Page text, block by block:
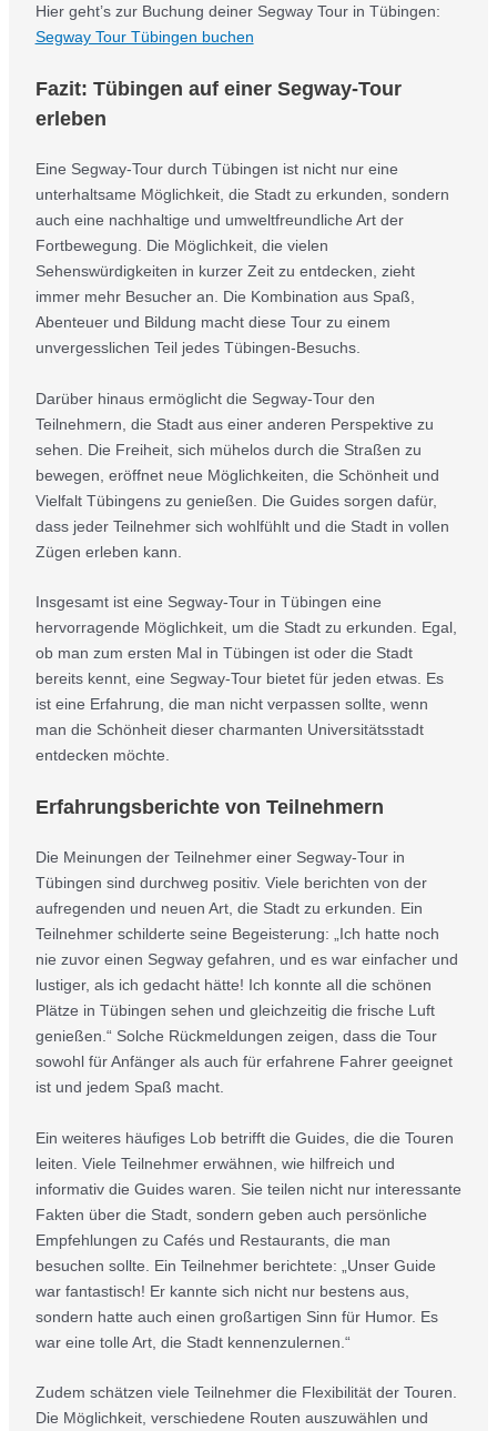
Hier geht’s zur Buchung deiner Segway Tour in Tübingen:
Segway Tour Tübingen buchen
Fazit: Tübingen auf einer Segway-Tour
erleben
Eine Segway-Tour durch Tübingen ist nicht nur eine
unterhaltsame Möglichkeit, die Stadt zu erkunden, sondern
auch eine nachhaltige und umweltfreundliche Art der
Fortbewegung. Die Möglichkeit, die vielen
Sehenswürdigkeiten in kurzer Zeit zu entdecken, zieht
immer mehr Besucher an. Die Kombination aus Spaß,
Abenteuer und Bildung macht diese Tour zu einem
unvergesslichen Teil jedes Tübingen-Besuchs.
Darüber hinaus ermöglicht die Segway-Tour den
Teilnehmern, die Stadt aus einer anderen Perspektive zu
sehen. Die Freiheit, sich mühelos durch die Straßen zu
bewegen, eröffnet neue Möglichkeiten, die Schönheit und
Vielfalt Tübingens zu genießen. Die Guides sorgen dafür,
dass jeder Teilnehmer sich wohlfühlt und die Stadt in vollen
Zügen erleben kann.
Insgesamt ist eine Segway-Tour in Tübingen eine
hervorragende Möglichkeit, um die Stadt zu erkunden. Egal,
ob man zum ersten Mal in Tübingen ist oder die Stadt
bereits kennt, eine Segway-Tour bietet für jeden etwas. Es
ist eine Erfahrung, die man nicht verpassen sollte, wenn
man die Schönheit dieser charmanten Universitätsstadt
entdecken möchte.
Erfahrungsberichte von Teilnehmern
Die Meinungen der Teilnehmer einer Segway-Tour in
Tübingen sind durchweg positiv. Viele berichten von der
aufregenden und neuen Art, die Stadt zu erkunden. Ein
Teilnehmer schilderte seine Begeisterung: „Ich hatte noch
nie zuvor einen Segway gefahren, und es war einfacher und
lustiger, als ich gedacht hätte! Ich konnte all die schönen
Plätze in Tübingen sehen und gleichzeitig die frische Luft
genießen.“ Solche Rückmeldungen zeigen, dass die Tour
sowohl für Anfänger als auch für erfahrene Fahrer geeignet
ist und jedem Spaß macht.
Ein weiteres häufiges Lob betrifft die Guides, die die Touren
leiten. Viele Teilnehmer erwähnen, wie hilfreich und
informativ die Guides waren. Sie teilen nicht nur interessante
Fakten über die Stadt, sondern geben auch persönliche
Empfehlungen zu Cafés und Restaurants, die man
besuchen sollte. Ein Teilnehmer berichtete: „Unser Guide
war fantastisch! Er kannte sich nicht nur bestens aus,
sondern hatte auch einen großartigen Sinn für Humor. Es
war eine tolle Art, die Stadt kennenzulernen.“
Zudem schätzen viele Teilnehmer die Flexibilität der Touren.
Die Möglichkeit, verschiedene Routen auszuwählen und